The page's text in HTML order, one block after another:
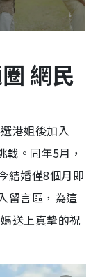
網民
港姐後加入
。同年5月，
結婚僅8個月即
留言區，為這
送上真摯的祝